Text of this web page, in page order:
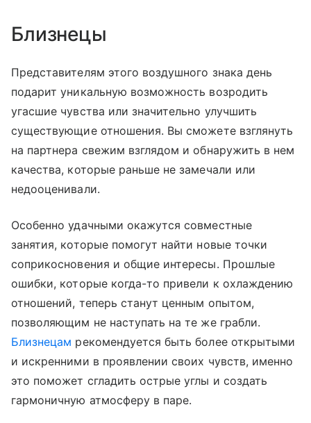
Близнецы
Представителям этого воздушного знака день
подарит уникальную возможность возродить
угасшие чувства или значительно улучшить
существующие отношения. Вы сможете взглянуть
на партнера свежим взглядом и обнаружить в нем
качества, которые раньше не замечали или
недооценивали.
Особенно удачными окажутся совместные
занятия, которые помогут найти новые точки
соприкосновения и общие интересы. Прошлые
ошибки, которые когда-то привели к охлаждению
отношений, теперь станут ценным опытом,
позволяющим не наступать на те же грабли.
Близнецам рекомендуется быть более открытыми
и искренними в проявлении своих чувств, именно
это поможет сгладить острые углы и создать
гармоничную атмосферу в паре.